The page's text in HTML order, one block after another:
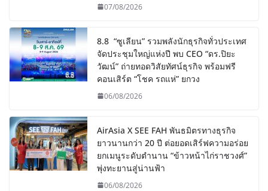
07/08/2026
8.8 “ซูเลียน” รวมพลังนักธุรกิจทั่วประเทศ
จัดประชุมใหญ่แห่งปี พบ CEO “ดร.ปิยะ
วัฒน์” ถ่ายทอดวิสัยทัศน์ธุรกิจ พร้อมฟรี
คอนเสิร์ต “โชค รถแห่” ยกวง
06/08/2026
AirAsia X SEE FAH พันธมิตรทางธุรกิจ
ยาวนานกว่า 20 ปี ต่อยอดเสิร์ฟความอร่อย
ยกเมนูระดับตำนาน “ข้าวหน้าไก่ราชวงศ์”
พุ่งทะยานสู่น่านฟ้า
06/08/2026